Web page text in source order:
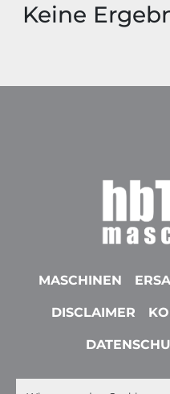
Modell
Keine
MASCHINEN
DISCLAIMER